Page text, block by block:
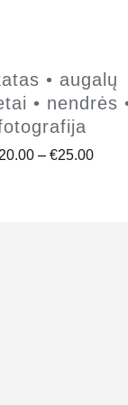
• augalų
• nendrės
– €25.00Price